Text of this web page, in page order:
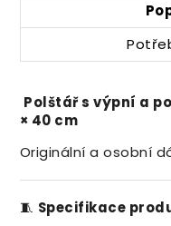
Polštářs výpní a
× 40 cm
Originálníaosobní
🧵 Specifikace